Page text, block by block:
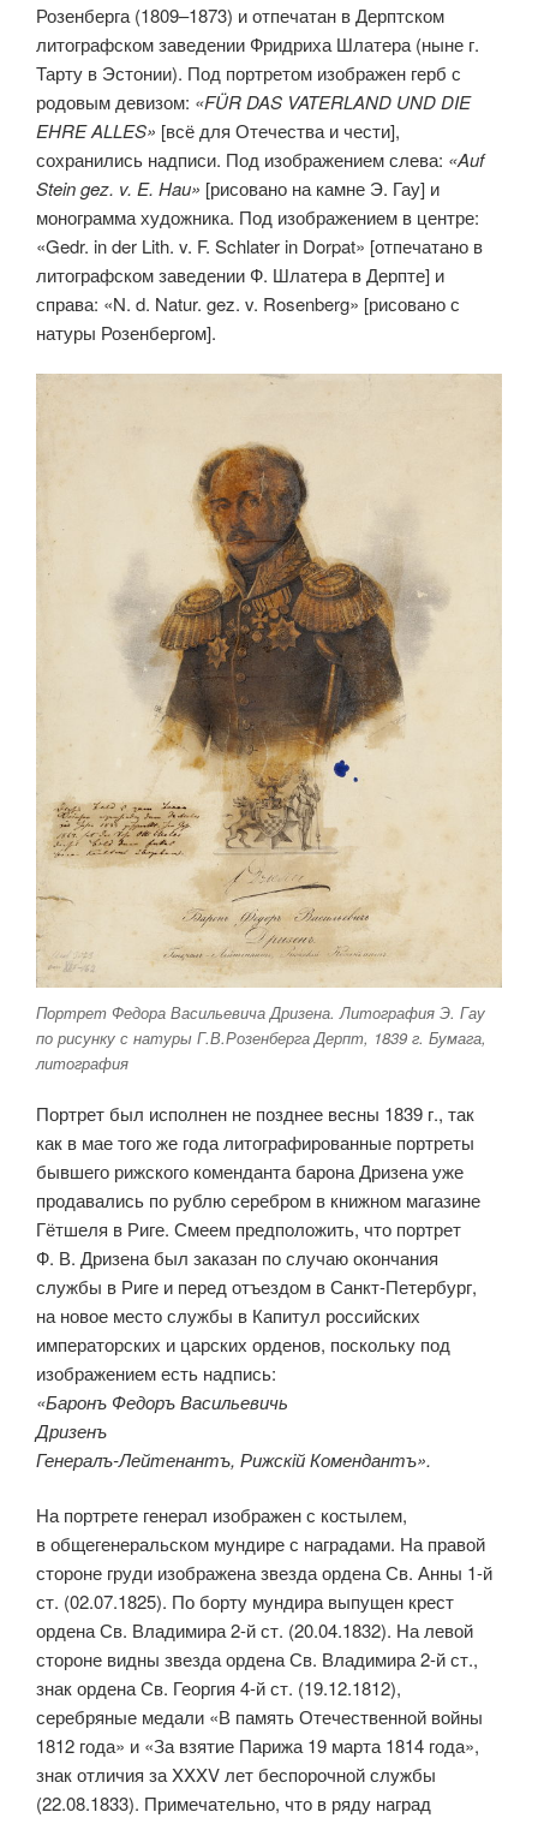
Розенберга (1809–1873) и отпечатан в Дерптском
литографском заведении Фридриха Шлатера (ныне г.
Тарту в Эстонии). Под портретом изображен герб с
родовым девизом: «FÜR DAS VATERLAND UND DIE
EHRE ALLES» [всё для Отечества и чести],
сохранились надписи. Под изображением слева: «Auf
Stein gez. v. E. Hau» [рисовано на камне Э. Гау] и
монограмма художника. Под изображением в центре:
«Gedr. in der Lith. v. F. Schlater in Dorpat» [отпечатано в
литографском заведении Ф. Шлатера в Дерпте] и
справа: «N. d. Natur. gez. v. Rosenberg» [рисовано с
натуры Розенбергом].
Портрет Федора Васильевича Дризена. Литография Э. Гау
по рисунку с натуры Г.В.Розенберга Дерпт, 1839 г. Бумага,
литография
Портрет был исполнен не позднее весны 1839 г., так
как в мае того же года литографированные портреты
бывшего рижского коменданта барона Дризена уже
продавались по рублю серебром в книжном магазине
Гётшеля в Риге. Смеем предположить, что портрет
Ф. В. Дризена был заказан по случаю окончания
службы в Риге и перед отъездом в Санкт-Петербург,
на новое место службы в Капитул российских
императорских и царских орденов, поскольку под
изображением есть надпись:
«Баронъ Федоръ Васильевичь
Дризенъ
Генералъ-Лейтенантъ, Рижскiй Комендантъ».
На портрете генерал изображен с костылем,
в общегенеральском мундире с наградами. На правой
стороне груди изображена звезда ордена Св. Анны 1-й
ст. (02.07.1825). По борту мундира выпущен крест
ордена Св. Владимира 2-й ст. (20.04.1832). На левой
стороне видны звезда ордена Св. Владимира 2-й ст.,
знак ордена Св. Георгия 4-й ст. (19.12.1812),
серебряные медали «В память Отечественной войны
1812 года» и «За взятие Парижа 19 марта 1814 года»,
знак отличия за XXXV лет беспорочной службы
(22.08.1833). Примечательно, что в ряду наград